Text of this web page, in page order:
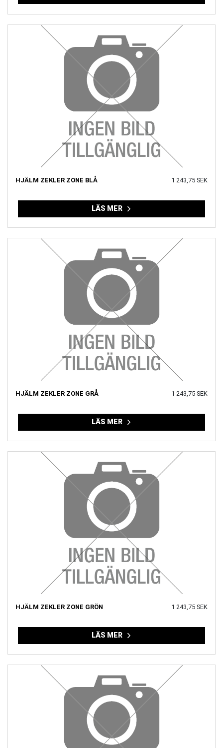
HJÄLM ZEKLER ZONE BLÅ 1 243,75 SEK
LÄS MER
HJÄLM ZEKLER ZONE GRÅ 1 243,75 SEK
LÄS MER
HJÄLM ZEKLER ZONE GRÖN 1 243,75 SEK
LÄS MER